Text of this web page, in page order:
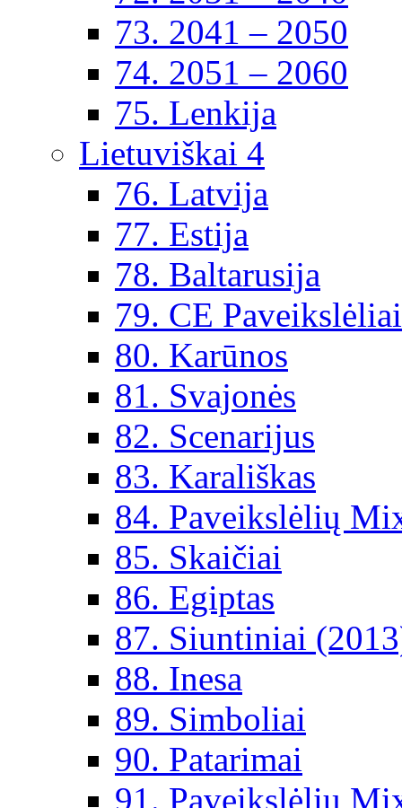
73. 2041 – 2050
74. 2051 – 2060
75. Lenkija
Lietuviškai 4
76. Latvija
77. Estija
78. Baltarusija
79. CE
80. Karūnos
81. Svajonės
82. Scenarijus
83. Karališkas
84. Paveikslėlių
85. Skaičiai
86. Egiptas
87. Siuntiniai
88. Inesa
89. Simboliai
90. Patarimai
91. Paveikslėlių